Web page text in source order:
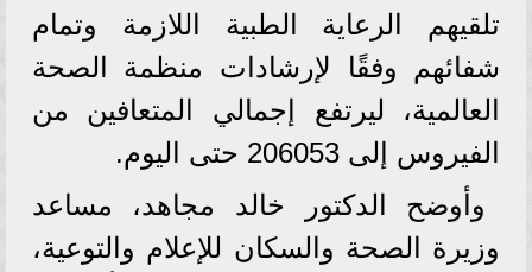
تلقيهم الرعاية الطبية اللازمة وتمام
شفائهم وفقًا لإرشادات منظمة الصحة
العالمية، ليرتفع إجمالي المتعافين من
الفيروس إلى 206053 حتى اليوم.
وأوضح الدكتور خالد مجاهد، مساعد
وزيرة الصحة والسكان للإعلام والتوعية،